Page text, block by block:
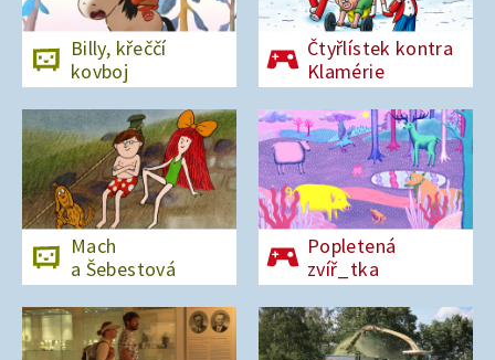
Billy, křeččí
kovboj
Čtyřlístek kontra
Klamérie
Mach
a Šebestová
Popletená
zvíř_tka